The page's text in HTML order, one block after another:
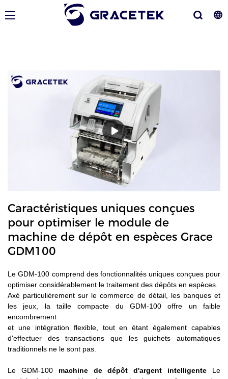
Caractéristiques uniques conçues
pour optimiser le module de
machine de dépôt en espèces Grace
GDM100
Le GDM-100 comprend des fonctionnalités uniques conçues pour
optimiser considérablement le traitement des dépôts en espèces.
Axé particulièrement sur le commerce de détail, les banques et
les jeux, la taille compacte du GDM-100 offre un faible
encombrement
et une intégration flexible, tout en étant également capables
d'effectuer des transactions que les guichets automatiques
traditionnels ne le sont pas.
Le GDM-100 machine de dépôt d'argent intelligente Le